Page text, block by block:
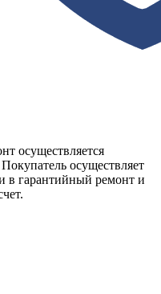
осуществляется
осуществляет
в гарантийный ремонт и